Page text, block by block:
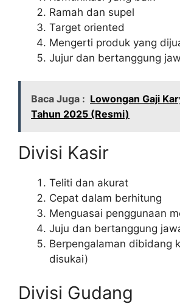
Ramah dan supel
Target oriented
Mengerti produk yang
Jujur dan bertanggung
Baca Juga : Lowongan Gaji
Tahun 2025 (Resmi)
Divisi Kasir
Teliti dan akurat
Cepat dalam berhitung
Menguasai penggunaan
Juju dan bertanggung
Berpengalaman dibidang
disukai)
Divisi Gudang